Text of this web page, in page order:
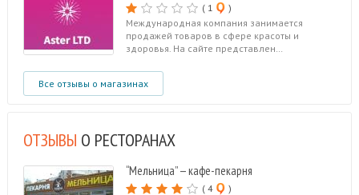
( 1
)
Международная компания занимается
продажей товаров в сфере красоты и
здоровья. На сайте представлен…
Все отзывы о магазинах
ОТЗЫВЫ О РЕСТОРАНАХ
“Мельница” — кафе-пекарня
( 4
)